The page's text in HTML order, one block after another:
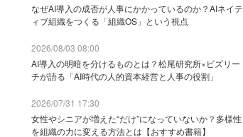
なぜAI導入の成否が人事にかかっているのか？AIネイテ
ィブ組織をつくる「組織OS」という視点
2026/08/03 08:00
AI導入の明暗を分けるものとは？松尾研究所×ビズリー
チが語る「AI時代の人的資本経営と人事の役割」
2026/07/31 17:30
女性やシニアが増えた“だけ”になっていないか？多様性
を組織の力に変える方法とは【おすすめ書籍】